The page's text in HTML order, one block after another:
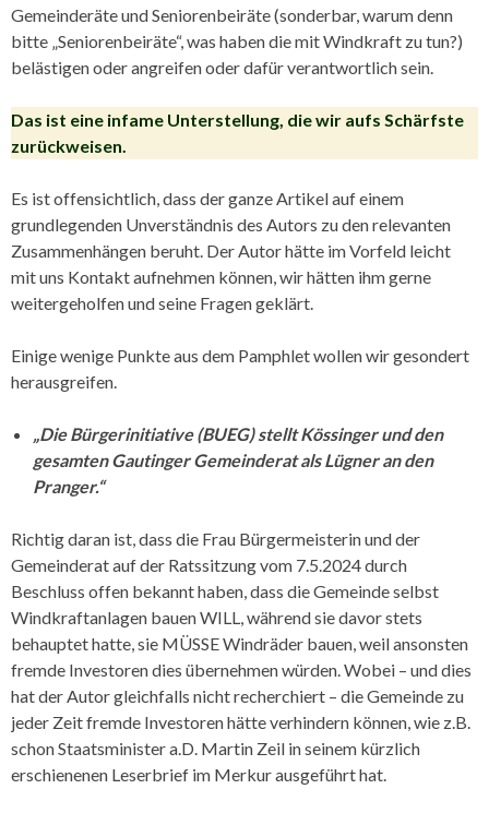
Gemeinderäte und Seniorenbeiräte (sonderbar, warum denn
bitte „Seniorenbeiräte“, was haben die mit Windkraft zu tun?)
belästigen oder angreifen oder dafür verantwortlich sein.
Das ist eine infame Unterstellung, die wir aufs Schärfste
zurückweisen.
Es ist offensichtlich, dass der ganze Artikel auf einem
grundlegenden Unverständnis des Autors zu den relevanten
Zusammenhängen beruht. Der Autor hätte im Vorfeld leicht
mit uns Kontakt aufnehmen können, wir hätten ihm gerne
weitergeholfen und seine Fragen geklärt.
Einige wenige Punkte aus dem Pamphlet wollen wir gesondert
herausgreifen.
„Die Bürgerinitiative (BUEG) stellt Kössinger und den
gesamten Gautinger Gemeinderat als Lügner an den
Pranger.“
Richtig daran ist, dass die Frau Bürgermeisterin und der
Gemeinderat auf der Ratssitzung vom 7.5.2024 durch
Beschluss offen bekannt haben, dass die Gemeinde selbst
Windkraftanlagen bauen WILL, während sie davor stets
behauptet hatte, sie MÜSSE Windräder bauen, weil ansonsten
fremde Investoren dies übernehmen würden. Wobei – und dies
hat der Autor gleichfalls nicht recherchiert – die Gemeinde zu
jeder Zeit fremde Investoren hätte verhindern können, wie z.B.
schon Staatsminister a.D. Martin Zeil in seinem kürzlich
erschienenen Leserbrief im Merkur ausgeführt hat.